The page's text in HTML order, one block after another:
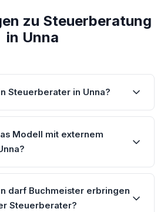
zu Steuerberatung
in Unna
Steuerberater in Unna?
Modell mit externem
darf Buchmeister erbringen
Steuerberater?